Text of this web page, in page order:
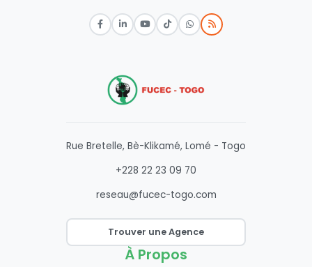
Rue Bretelle, Bè-Klikamé, Lomé - Togo
+228 22 23 09 70
reseau@fucec-togo.com
Trouver une Agence
À Propos